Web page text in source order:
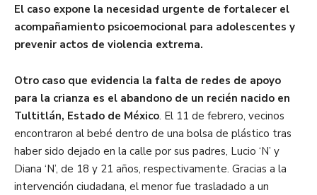
El caso expone la necesidad urgente de fortalecer el
acompañamiento psicoemocional para adolescentes y
prevenir actos de violencia extrema.
Otro caso que evidencia la falta de redes de apoyo
para la crianza es el abandono de un recién nacido en
Tultitlán, Estado de México. El 11 de febrero, vecinos
encontraron al bebé dentro de una bolsa de plástico tras
haber sido dejado en la calle por sus padres, Lucio ‘N’ y
Diana ‘N’, de 18 y 21 años, respectivamente. Gracias a la
intervención ciudadana, el menor fue trasladado a un